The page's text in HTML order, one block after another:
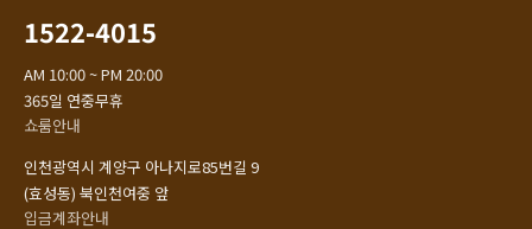
1522-4015
AM 10:00 ~ PM 20:00
365일 연중무휴
쇼룸안내
인천광역시 계양구 아나지로85번길 9
(효성동) 북인천여중 앞
입금계좌안내